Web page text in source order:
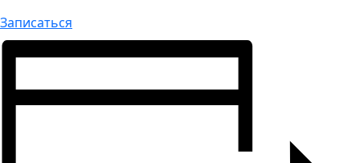
Записаться